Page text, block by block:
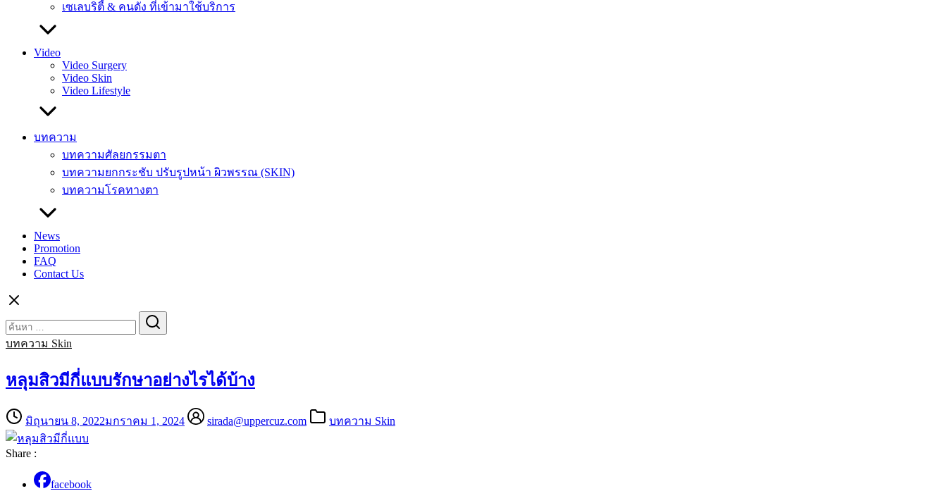
เซเลบริตี้ & คนดัง ที่เข้ามาใช้บริการ
Video
Video Surgery
Video Skin
Video Lifestyle
บทความ
บทความศัลยกรรมตา
บทความยกกระชับ ปรับรูปหน้า ผิวพรรณ (SKIN)
บทความโรคทางตา
News
Promotion
FAQ
Contact Us
for:
บทความ Skin
หลุมสิวมีกี่แบบรักษาอย่างไรได้บ้าง
มิถุนายน 8, 2022มกราคม 1, 2024 sirada@uppercuz.com บทความ Skin
Share :
facebook